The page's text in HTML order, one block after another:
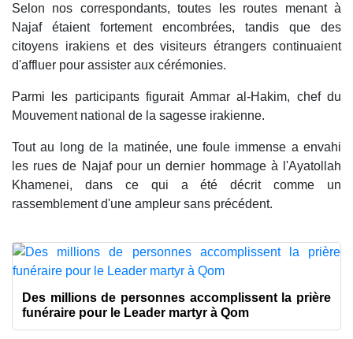
Selon nos correspondants, toutes les routes menant à
Najaf étaient fortement encombrées, tandis que des
citoyens irakiens et des visiteurs étrangers continuaient
d'affluer pour assister aux cérémonies.
Parmi les participants figurait Ammar al-Hakim, chef du
Mouvement national de la sagesse irakienne.
Tout au long de la matinée, une foule immense a envahi
les rues de Najaf pour un dernier hommage à l'Ayatollah
Khamenei, dans ce qui a été décrit comme un
rassemblement d'une ampleur sans précédent.
Des millions de personnes accomplissent la prière
funéraire pour le Leader martyr à Qom